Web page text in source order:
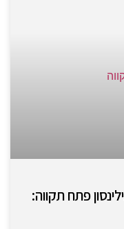
פתח תקווה: